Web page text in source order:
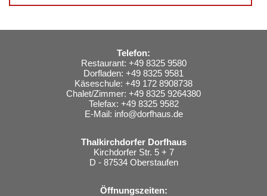
Telefon:
Restaurant: +49 8325 9580
Dorfladen: +49 8325 9581
Käseschule: +49 172 8908738
Chalet/Zimmer: +49 8325 9264380
Telefax: +49 8325 9582
E-Mail: info@dorfhaus.de
Thalkirchdorfer Dorfhaus
Kirchdorfer Str. 5 + 7
D - 87534 Oberstaufen
Öffnungszeiten: